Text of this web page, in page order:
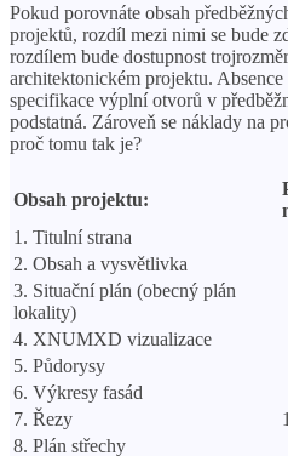
Pokud porovnáte obsah
projektů, rozdíl mezi nimi se bude
rozdílem bude dostupnost
architektonickém projektu.
specifikace výplní otvorů v
podstatná. Zároveň se náklady na
proč tomu tak je?
Obsah projektu:
1. Titulní strana
2. Obsah a vysvětlivka
3. Situační plán (obecný plán
lokality)
4. XNUMXD vizualizace
5. Půdorysy
6. Výkresy fasád
7. Řezy
8. Plán střechy